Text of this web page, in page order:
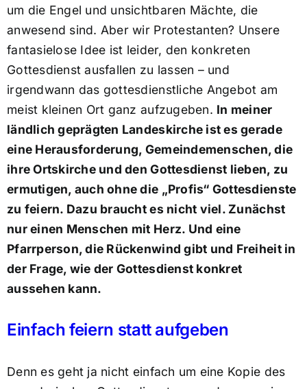
um die Engel und unsichtbaren Mächte, die
anwesend sind. Aber wir Protestanten? Unsere
fantasielose Idee ist leider, den konkreten
Gottesdienst ausfallen zu lassen – und
irgendwann das gottesdienstliche Angebot am
meist kleinen Ort ganz aufzugeben. In meiner
ländlich geprägten Landeskirche ist es gerade
eine Herausforderung, Gemeindemenschen, die
ihre Ortskirche und den Gottesdienst lieben, zu
ermutigen, auch ohne die „Profis“ Gottesdienste
zu feiern. Dazu braucht es nicht viel. Zunächst
nur einen Menschen mit Herz. Und eine
Pfarrperson, die Rückenwind gibt und Freiheit in
der Frage, wie der Gottesdienst konkret
aussehen kann.
Einfach feiern statt aufgeben
Denn es geht ja nicht einfach um eine Kopie des